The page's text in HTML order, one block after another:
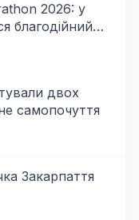
2026: у
благодійний
двох
самопочуття
Закарпаття